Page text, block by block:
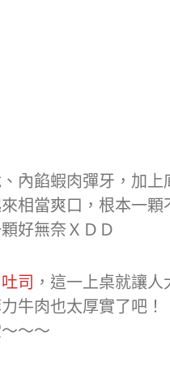
內餡蝦肉彈牙，加上
相當爽口，根本一顆
司，這一上桌就讓人
牛肉也太厚實了吧！